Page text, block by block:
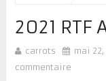
2021 RTF
carrots mai 22,
commentaire